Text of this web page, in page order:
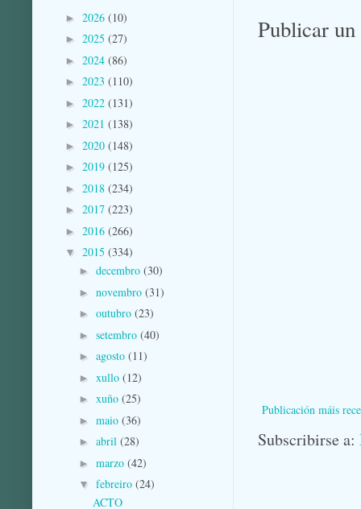
Publicar
Publicación máis
Subscribirse a:
► 2026 (10)
► 2025 (27)
► 2024 (86)
► 2023 (110)
► 2022 (131)
► 2021 (138)
► 2020 (148)
► 2019 (125)
► 2018 (234)
► 2017 (223)
► 2016 (266)
▼ 2015 (334)
► decembro (30)
► novembro (31)
► outubro (23)
► setembro (40)
► agosto (11)
► xullo (12)
► xuño (25)
► maio (36)
► abril (28)
► marzo (42)
▼ febreiro (24)
ACTO